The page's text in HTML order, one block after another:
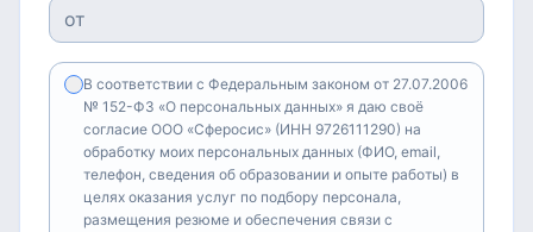
В соответствии с Федеральным законом от 27.07.2006
№ 152-ФЗ «О персональных данных» я даю своё
согласие ООО «Сферосис» (ИНН 9726111290) на
обработку моих персональных данных (ФИО, email,
телефон, сведения об образовании и опыте работы) в
целях оказания услуг по подбору персонала,
размещения резюме и обеспечения связи с